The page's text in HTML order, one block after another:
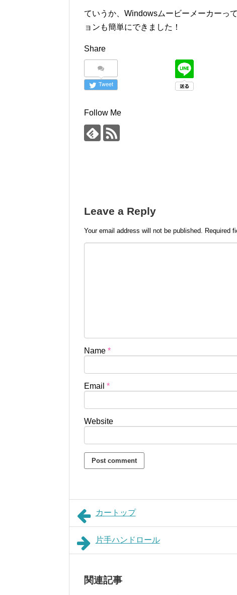
ていうか、Windowsムービーメーカーっ
ョンも簡単にできました！
Share
Tweet
Follow Me
Leave a Reply
Your email address will not be published. Required
Name *
Email *
Website
カートップ
片手ハンドロール
関連記事